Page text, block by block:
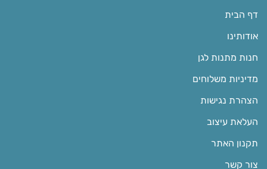
דף הבית
אודותינו
חנות מתנות לגן
מדיניות משלוחים
הצהרת נגישות
העלאת עיצוב
תקנון האתר
צור קשר